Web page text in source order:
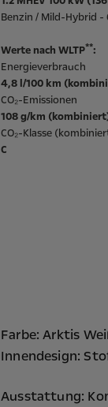
Benzin / Mild-Hybrid
Werte nach WLTP**:
Energieverbrauch
4,8 l/100 km
CO₂-Emissionen
108 g/km
CO₂-Klasse
C
Farbe: Arktis
Innendesign:
Ausstattung: